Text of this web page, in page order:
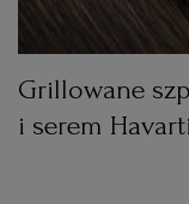
Grillowane
i serem